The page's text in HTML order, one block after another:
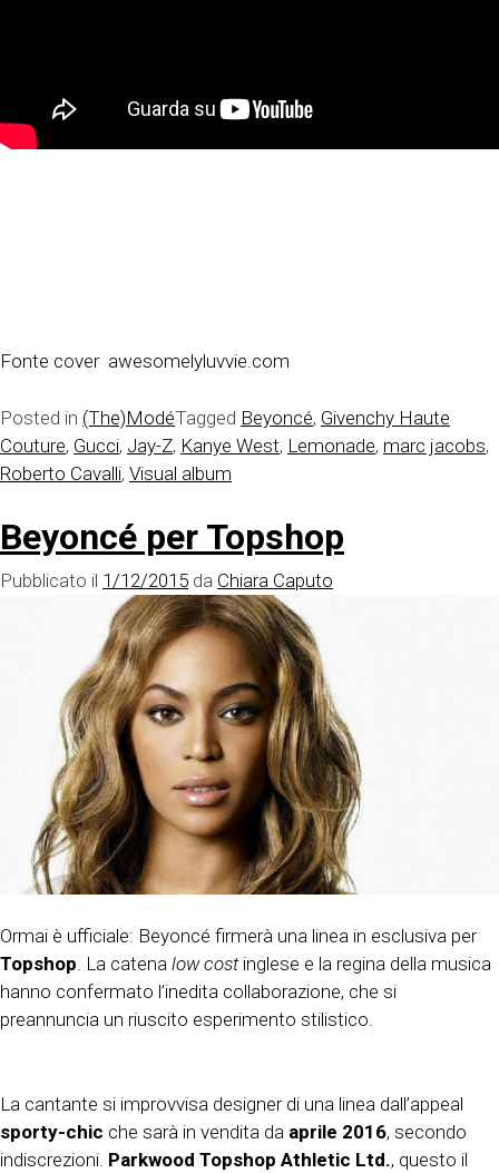
Fonte cover awesomelyluvvie.com
Posted in (The)ModéTagged Beyoncé, Givenchy Haute
Couture, Gucci, Jay-Z, Kanye West, Lemonade, marc jacobs,
Roberto Cavalli, Visual album
Beyoncé per Topshop
Pubblicato il 1/12/2015 da Chiara Caputo
Ormai è ufficiale: Beyoncé firmerà una linea in esclusiva per
Topshop. La catena low costinglese e la regina della musica
hanno confermato l’inedita collaborazione, che si
preannuncia un riuscito esperimento stilistico.
La cantante si improvvisa designer di una linea dall’appeal
sporty-chic che sarà in vendita da aprile 2016, secondo
indiscrezioni. Parkwood Topshop Athletic Ltd., questo il